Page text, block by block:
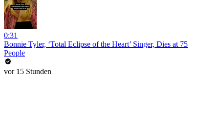
0:31
Bonnie Tyler, ‘Total Eclipse of the Heart’ Singer, Dies at 75
People
vor 15 Stunden